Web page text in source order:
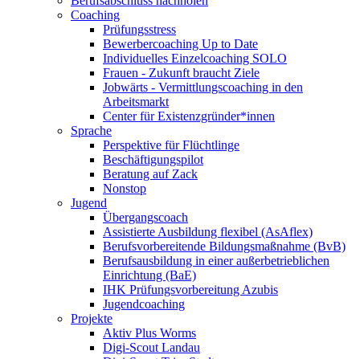
Coaching
Prüfungsstress
Bewerbercoaching Up to Date
Individuelles Einzelcoaching SOLO
Frauen - Zukunft braucht Ziele
Jobwärts - Vermittlungscoaching in den
Arbeitsmarkt
Center für Existenzgründer*innen
Sprache
Perspektive für Flüchtlinge
Beschäftigungspilot
Beratung auf Zack
Nonstop
Jugend
Übergangscoach
Assistierte Ausbildung flexibel (AsAflex)
Berufsvorbereitende Bildungsmaßnahme (BvB)
Berufsausbildung in einer außerbetrieblichen
Einrichtung (BaE)
IHK Prüfungsvorbereitung Azubis
Jugendcoaching
Projekte
Aktiv Plus Worms
Digi-Scout Landau